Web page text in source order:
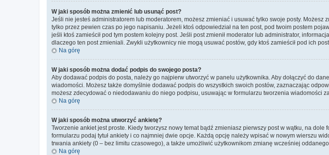
W jaki sposób można zmienić lub usunąć post?
Jeśli nie jesteś administratorem lub moderatorem, możesz zmieniać i usuwać tylko swoje posty. Możesz
tylko przez pewien czas po jego napisaniu. Jeżeli ktoś odpowiedział na ten post, pod twoim postem
jeśli ktoś zamieścił pod tym postem kolejny post. Jeśli post zmienił moderator lub administrator,
dlaczego ten post zmieniali. Zwykli użytkownicy nie mogą usuwać postów, gdy ktoś zamieścił pod ich
Na górę
W jaki sposób można dodać podpis do swojego posta?
Aby dodawać podpis do posta, należy go najpierw utworzyć w panelu użytkownika. Aby dołączyć do
wiadomości. Możesz także domyślnie dodawać podpis do wszystkich swoich postów, zaznaczając
możesz zdecydować o niedodawaniu do niego podpisu, usuwając w formularzu tworzenia wiadomości
Na górę
W jaki sposób można utworzyć ankietę?
Tworzenie ankiet jest proste. Kiedy tworzysz nowy temat bądź zmieniasz pierwszy post w wątku, na
formularzu podaj tytuł ankiety i co najmniej dwie opcje. Każdą opcję należy wpisać w nowym wierszu
trwania ankiety (0 – bez limitu czasowego), a także umożliwić użytkownikom zmianę wcześniej
Na górę